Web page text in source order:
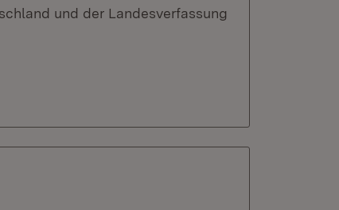
und der Landesverfassung